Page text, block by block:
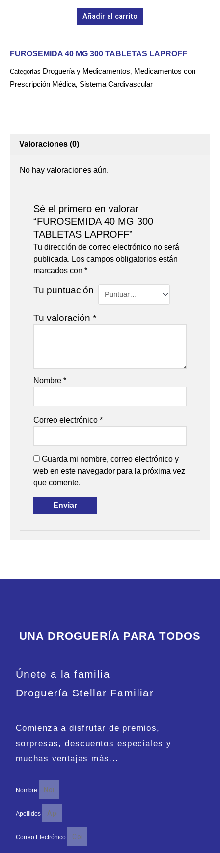
Añadir al carrito
FUROSEMIDA 40 MG 300 TABLETAS LAPROFF
Categorías Droguería y Medicamentos, Medicamentos con
Prescripción Médica, Sistema Cardivascular
Valoraciones (0)
No hay valoraciones aún.
Sé el primero en valorar
“FUROSEMIDA 40 MG 300
TABLETAS LAPROFF”
Tu dirección de correo electrónico no será
publicada. Los campos obligatorios están
marcados con *
Tu puntuación
Tu valoración *
Nombre *
Correo electrónico *
Guarda mi nombre, correo electrónico y
web en este navegador para la próxima vez
que comente.
UNA DROGUERÍA PARA TODOS
Únete a la familia
Droguería Stellar Familiar
Comienza a disfrutar de premios,
sorpresas, descuentos especiales y
muchas ventajas más...
Nombre
Apellidos
Correo Electrónico